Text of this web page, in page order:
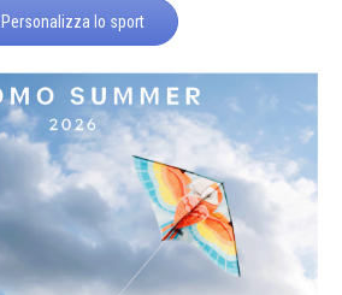
Personalizza lo sport